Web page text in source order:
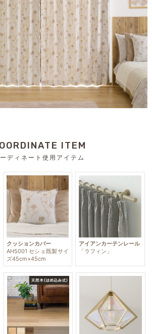
ITEM
ディネート使用アイテム
クッションカバー
AH5001 セシェ既製サイ
ズ45cm×45cm
アイアンカーテンレール
「ラフィン」